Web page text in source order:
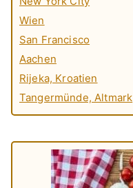
Wien
San Francisco
Aachen
Rijeka, Kroatien
Tangermünde, Altmark